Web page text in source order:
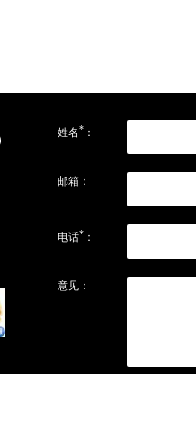
姓名*：
邮箱：
电话*：
意见：